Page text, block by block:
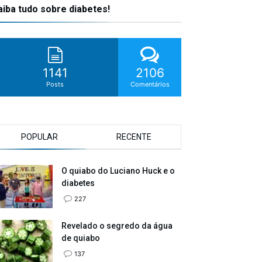
tudo sobre diabetes!
1141
Posts
2106
Comentários
POPULAR RECENTE
O quiabo do Luciano Huck e o
diabetes
227
Revelado o segredo da água
de quiabo
137